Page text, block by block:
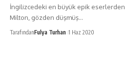
İngilizcedeki en büyük epik eserlerden
Milton, gözden düşmüş…
TarafındanFulya Turhan 1 Haz 2020